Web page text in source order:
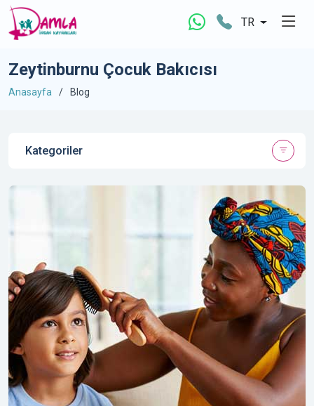
TR
Zeytinburnu Çocuk Bakıcısı
Anasayfa Blog
Kategoriler